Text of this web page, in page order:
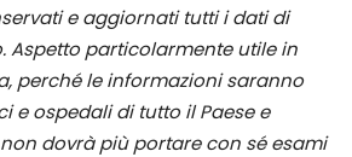
e aggiornati tutti i dati di
Aspetto particolarmente utile in
perché le informazioni saranno
e ospedali di tutto il Paese e
dovrà più portare con sé esami